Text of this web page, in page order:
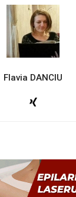
Flavia DANCIU